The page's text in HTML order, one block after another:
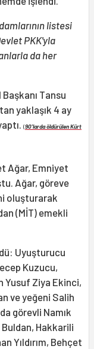
listesi
PKK'yla
da her
Tansu
yaklaşık 4 ay
(90'larda öldürülen Kürt
Ağar, Emniyet
Ağar, göreve
oluşturarak
(MİT) emekli
Uyuşturucu
Kuzucu,
Yusuf Ziya Ekinci,
ve yeğeni Salih
görevli Namık
Hakkarili
Yıldırım, Behçet